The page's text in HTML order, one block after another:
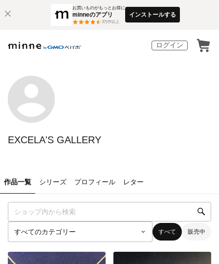
お買いものがもっとお得に
minneのアプリ
3万件以上
インストールする
ログイン
EXCELA'S GALLERY
作品一覧 シリーズ プロフィール レター
すべて 販売中